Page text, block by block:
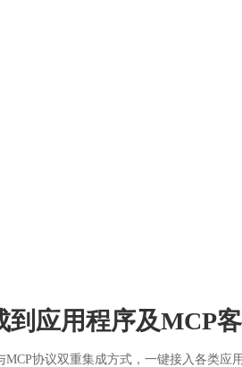
到应用程序及MCP
MCP协议双重集成方式，一键接入各类